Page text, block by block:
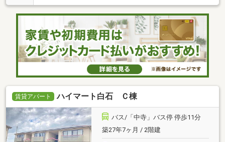
賃貸アパート ハイマート白石 Ｃ棟
バス/「中寺」バス停 停歩11分
築27年7ヶ月 / 2階建